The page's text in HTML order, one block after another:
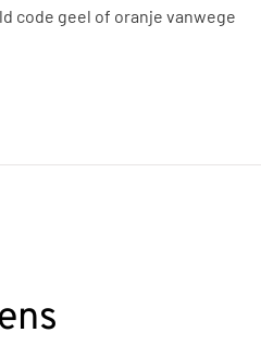
code geel of oranje vanwege